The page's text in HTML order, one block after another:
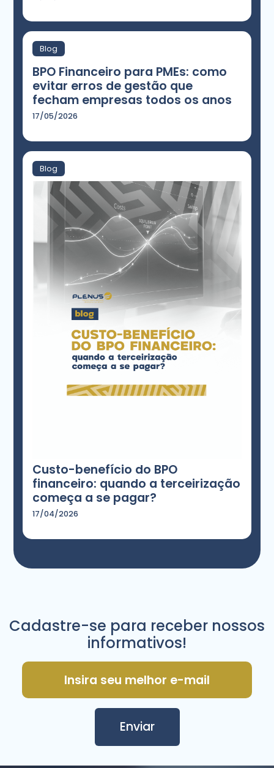
Holding familiar: o que é e como
funciona na prática
31/07/2026
BPO Financeiro para PMEs: como
evitar erros de gestão que
fecham empresas todos os anos
17/05/2026